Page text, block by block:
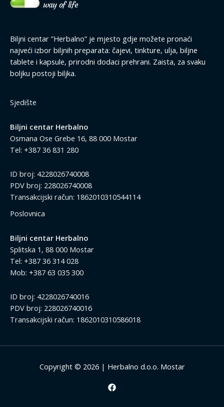
Biljni centar ”Herbalno” je mjesto gdje možete pronaći
najveći izbor biljnih preparata: čajevi, tinkture, ulja, biljne
tablete i kapsule, prirodni dodaci prehrani. Zaista, za svaku
boljku postoji biljka.
Sjedište
Biljni centar Herbalno
Osmana Ose Grebe 16, 88 000 Mostar
Tel: +387 36 831 280
ID broj: 4228026740008
PDV broj: 228026740008
Transakcijski račun: 1862010310544114
Poslovnica
Biljni centar Herbalno
Splitska 1, 88 000 Mostar
Tel: +387 36 314 028
Mob: +387 63 035 300
ID broj: 4228026740016
PDV broj: 228026740016
Transakcijski račun: 1862010310586018
Copyright © 2026 | Herbalno d.o.o. Mostar